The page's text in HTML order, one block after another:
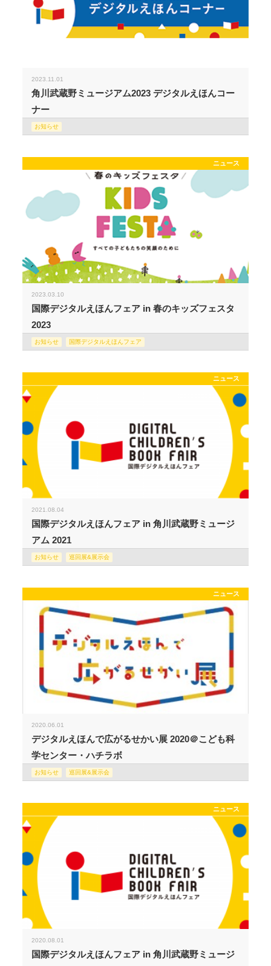
2023.11.01
角川武蔵野ミュージアム2023 デジタルえほんコー
ナー
お知らせ
ニュース
2023.03.10
国際デジタルえほんフェア in 春のキッズフェスタ
2023
お知らせ 国際デジタルえほんフェア
ニュース
2021.08.04
国際デジタルえほんフェア in 角川武蔵野ミュージ
アム 2021
お知らせ 巡回展&展示会
ニュース
2020.06.01
デジタルえほんで広がるせかい展 2020＠こども科
学センター・ハチラボ
お知らせ 巡回展&展示会
ニュース
2020.08.01
国際デジタルえほんフェア in 角川武蔵野ミュージ